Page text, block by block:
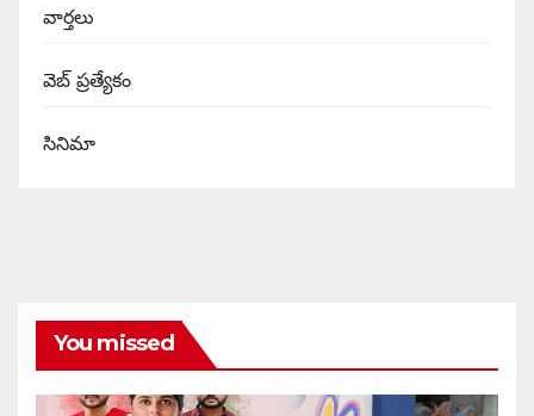
వార్త‌లు
వెబ్ ప్రత్యేకం
సినిమా
You missed